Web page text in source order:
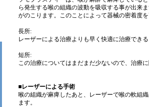
ら発生する喉の組織の波動を吸収する事が出来
がのこります。このことによって器械の密着度
長所:
レーザーによる治療よりも早く快適に治療でき
短所:
この治療についてはまだまだ少ないので、治療
■レーザーによる手術
喉の組織が麻痺したあと、レーザーで喉の軟組
ます。